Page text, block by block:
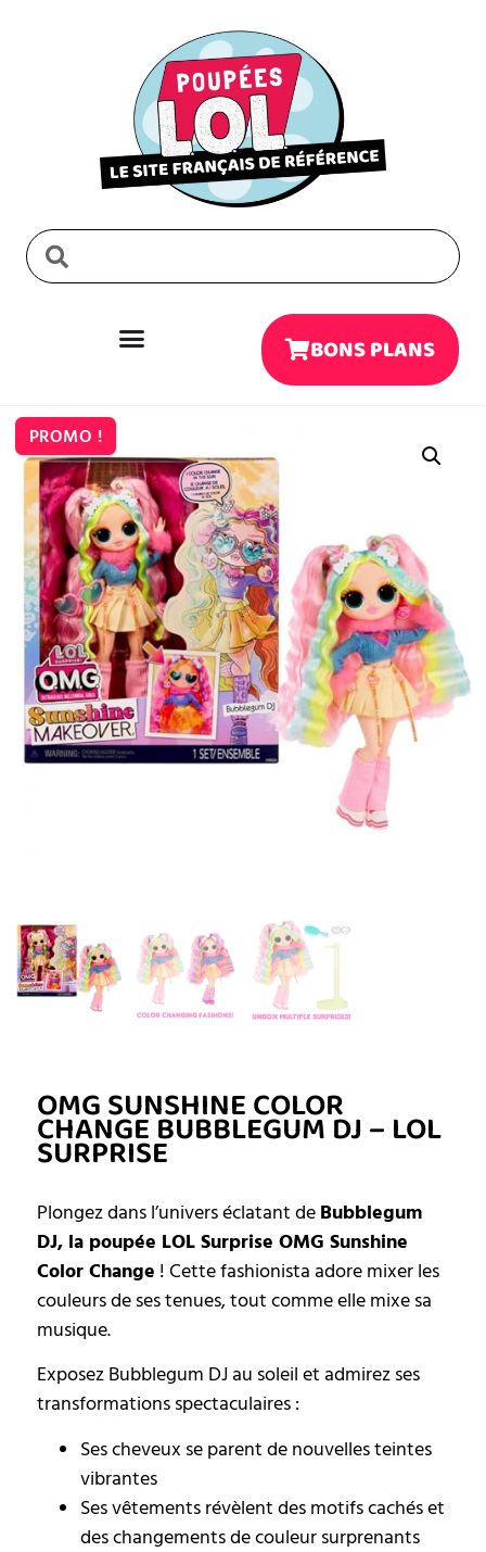
BONS PLANS
PROMO !
OMG SUNSHINE COLOR
CHANGE BUBBLEGUM DJ – LOL
SURPRISE
Plongez dans l’univers éclatant de Bubblegum
DJ, la poupée LOL Surprise OMG Sunshine
Color Change ! Cette fashionista adore mixer les
couleurs de ses tenues, tout comme elle mixe sa
musique.
Exposez Bubblegum DJ au soleil et admirez ses
transformations spectaculaires :
Ses cheveux se parent de nouvelles teintes
vibrantes
Ses vêtements révèlent des motifs cachés et
des changements de couleur surprenants